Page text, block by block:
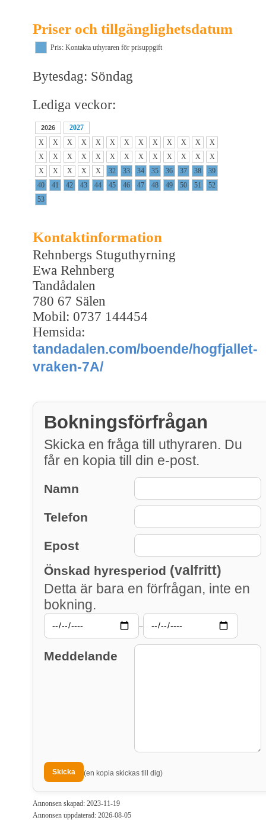
Priser och tillgänglighetsdatum
Pris: Kontakta uthyraren för prisuppgift
Bytesdag: Söndag
Lediga veckor:
2026
2027
X
X X X X X X X X X X X
X
X
X X X X X X X X X X X
X
X
X X X X 32 33 34 35 36 37 38
39
40
41 42 43 44 45 46 47 48 49 50 51
52
53
Kontaktinformation
Rehnbergs Stuguthyrning
Ewa Rehnberg
Tandådalen
780 67 Sälen
Mobil: 0737 144454
Hemsida:
tandadalen.com/boende/hogfjallet-
vraken-7A/
Bokningsförfrågan
Skicka en fråga till uthyraren. Du
får en kopia till din e-post.
Namn
Telefon
Epost
Önskad hyresperiod (valfritt)
Detta är bara en förfrågan, inte en
bokning.
–
Meddelande
(en kopia skickas till dig)
Annonsen skapad: 2023-11-19
Annonsen uppdaterad: 2026-08-05